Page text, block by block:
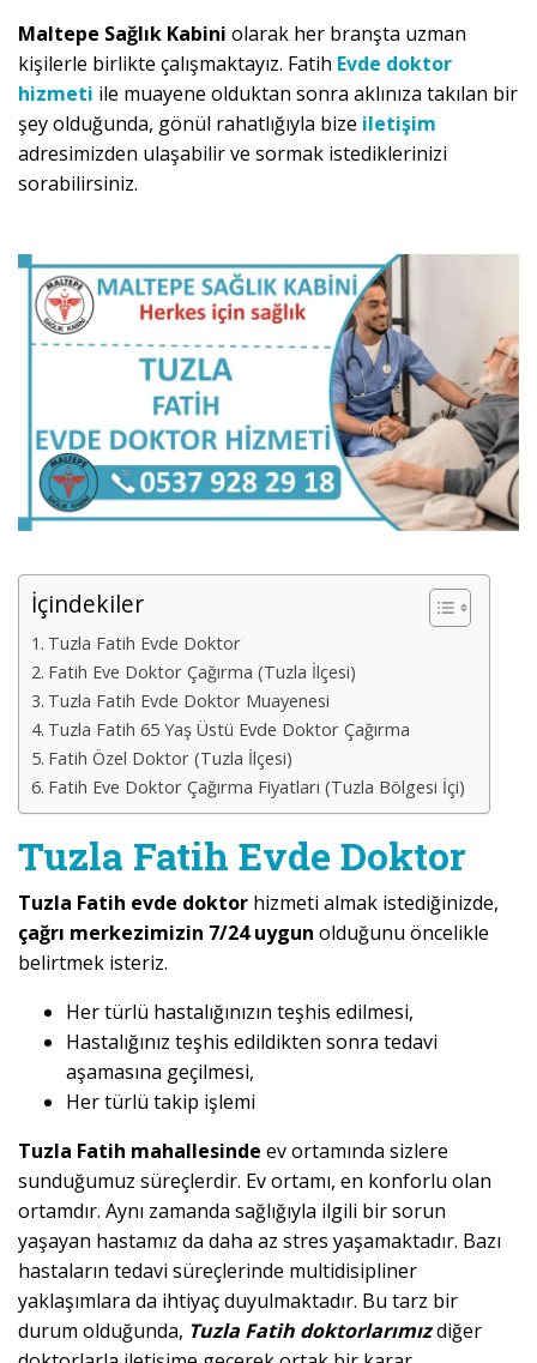
Maltepe Sağlık Kabini olarak her branşta uzman
kişilerle birlikte çalışmaktayız. Fatih Evde doktor
hizmeti ile muayene olduktan sonra aklınıza takılan bir
şey olduğunda, gönül rahatlığıyla bize iletişim
adresimizden ulaşabilir ve sormak istediklerinizi
sorabilirsiniz.
İçindekiler
Tuzla Fatih Evde Doktor
Fatih Eve Doktor Çağırma (Tuzla İlçesi)
Tuzla Fatih Evde Doktor Muayenesi
Tuzla Fatih 65 Yaş Üstü Evde Doktor Çağırma
Fatih Özel Doktor (Tuzla İlçesi)
Fatih Eve Doktor Çağırma Fiyatları (Tuzla Bölgesi İçi)
Tuzla Fatih Evde Doktor
Tuzla Fatih evde doktor hizmeti almak istediğinizde,
çağrı merkezimizin 7/24 uygun olduğunu öncelikle
belirtmek isteriz.
Her türlü hastalığınızın teşhis edilmesi,
Hastalığınız teşhis edildikten sonra tedavi
aşamasına geçilmesi,
Her türlü takip işlemi
Tuzla Fatih mahallesinde ev ortamında sizlere
sunduğumuz süreçlerdir. Ev ortamı, en konforlu olan
ortamdır. Aynı zamanda sağlığıyla ilgili bir sorun
yaşayan hastamız da daha az stres yaşamaktadır. Bazı
hastaların tedavi süreçlerinde multidisipliner
yaklaşımlara da ihtiyaç duyulmaktadır. Bu tarz bir
durum olduğunda, Tuzla Fatih doktorlarımızdiğer